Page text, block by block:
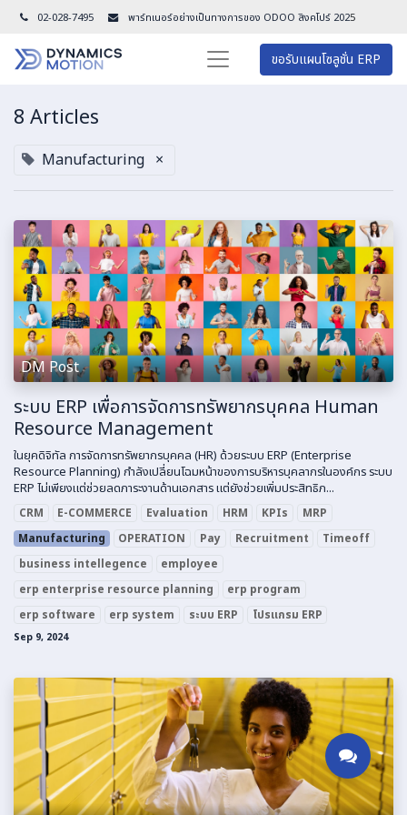
02-028-7495 พาร์ทเนอร์อย่างเป็นทางการของ ODOO สิงคโปร์ 2025
ขอรับแผนโซลูชั่น ERP
8 Articles
Manufacturing ×
DM Post
ระบบ ERP เพื่อการจัดการทรัพยากรบุคคล Human
Resource Management
ในยุคดิจิทัล การจัดการทรัพยากรบุคคล (HR) ด้วยระบบ ERP (Enterprise
Resource Planning) กำลังเปลี่ยนโฉมหน้าของการบริหารบุคลากรในองค์กร ระบบ
ERP ไม่เพียงแต่ช่วยลดภาระงานด้านเอกสาร แต่ยังช่วยเพิ่มประสิทธิภ...
CRM E-COMMERCE Evaluation HRM KPIs
MRP
Manufacturing
OPERATION Pay Recruitment
Timeoff
business intellegence
employee
erp enterprise resource planning
erp program
erp software
erp system ระบบ ERP โปรแกรม ERP
Sep 9, 2024